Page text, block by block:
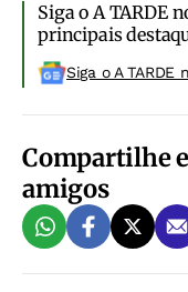
Siga o A TARDE
principais
Siga o A TARDE
Compartilhe
amigos